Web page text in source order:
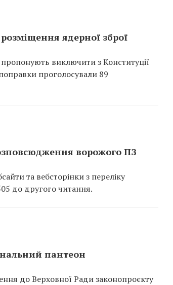
ядерної зброї
виключити з Конституції
проголосували 89
ворожого ПЗ
та вебсторінки з переліку
до другого читання.
пантеон
до Верховної Ради законопроєкту